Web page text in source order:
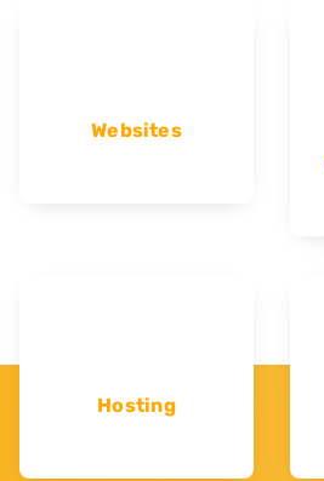
Websites
Hosting